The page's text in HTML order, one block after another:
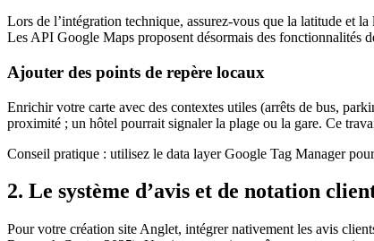
Lors de l’intégration technique, assurez-vous que la latitude et
Les API Google Maps proposent désormais des fonctionnalités
Ajouter des points de repère locaux
Enrichir votre carte avec des contextes utiles (arrêts de bus,
proximité ; un hôtel pourrait signaler la plage ou la gare. Ce
Conseil pratique : utilisez le data layer Google Tag Manager
2. Le système d’avis et de notation
Pour votre création site Anglet, intégrer nativement les avis